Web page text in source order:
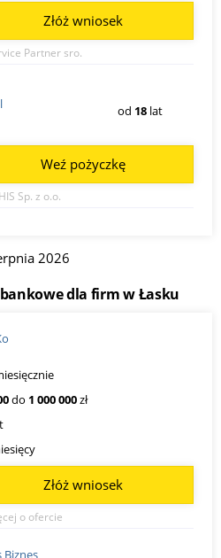
Partner sro.
Złóż wniosek
od 18 lat
Sp. z o.o.
Weź pożyczkę
2026
dla firm w Łasku
do 1 000 000zł
o ofercie
Złóż wniosek